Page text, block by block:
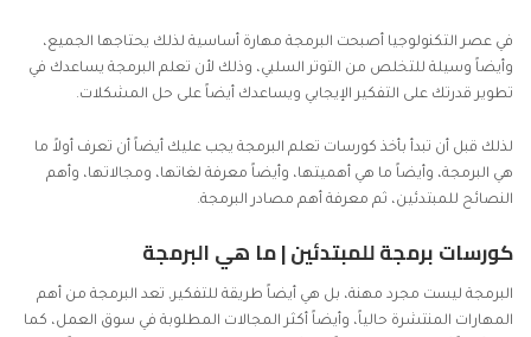
في عصر التكنولوجيا أصبحت البرمجة مهارة أساسية لذلك يحتاجها الجميع،
وأيضاً وسيلة للتخلص من التوتر السلبي، وذلك لأن تعلم البرمجة يساعدك في
تطوير قدرتك على التفكير الإيجابي ويساعدك أيضاً على حل المشكلات.
لذلك قبل أن تبدأ بأخذ كورسات تعلم البرمجة يجب عليك أيضاً أن تعرف أولاً ما
هي البرمجة، وأيضاً ما هي أهميتها، وأيضاً معرفة لغاتها، ومجالاتها، وأهم
النصائح للمبتدئين، ثم معرفة أهم مصادر البرمجة.
كورسات برمجة للمبتدئين | ما هي البرمجة
البرمجة ليست مجرد مهنة، بل هي أيضاً طريقة للتفكير, تعد البرمجة من أهم
المهارات المنتشرة حالياً، وأيضاً أكثر المجالات المطلوبة في سوق العمل، كما